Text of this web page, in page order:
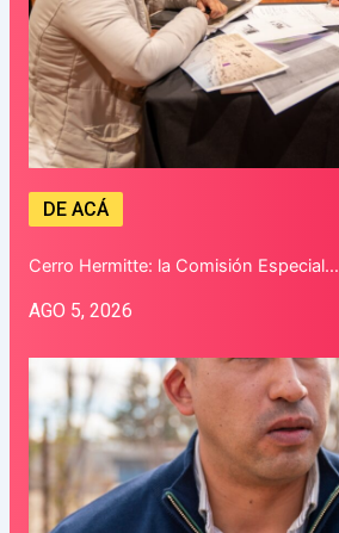
DE ACÁ
Cerro Hermitte: la Comisión Especial…
AGO 5, 2026